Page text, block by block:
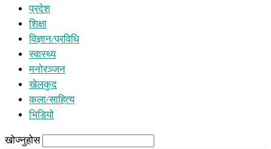
प्रदेश
शिक्षा
विज्ञान/प्रविधि
स्वास्थ्य
मनोरञ्जन
खेलकुद
कला/साहित्य
भिडियो
खोज्नुहोस